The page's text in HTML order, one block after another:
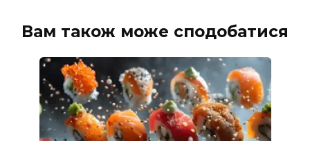
Вам також може сподобатися